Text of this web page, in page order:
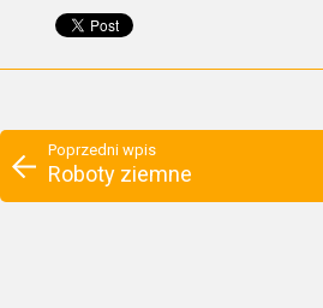
Poprzedni wpis
Roboty ziemne